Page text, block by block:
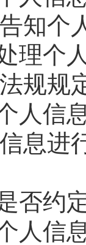
知个
理个
规规
人信
息进
否约
人信